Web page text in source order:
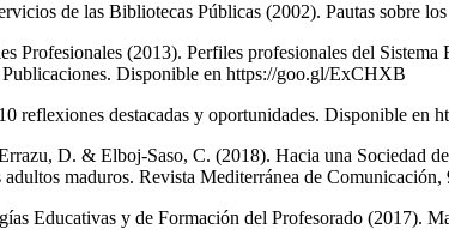
de las Bibliotecas Públicas (2002). Pautas sobre
Profesionales (2013). Perfiles profesionales del
Disponible en https://goo.gl/ExCHXB
reflexiones destacadas y oportunidades. Disponible en
D. & Elboj-Saso, C. (2018). Hacia una Sociedad
maduros. Revista Mediterránea de
Educativas y de Formación del Profesorado (2017).